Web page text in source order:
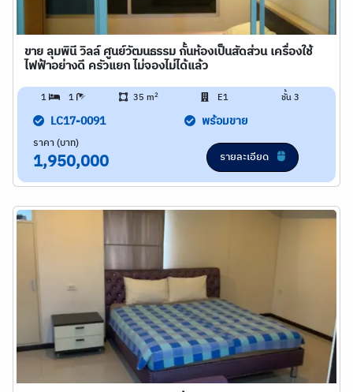
ขาย ลุมพินี วิลล์ ศูนย์วัฒนธรรม กั้นห้องเป็นสัดส่วน เครื่องใช้
ไฟฟ้าอย่างดี ครัวแยก ไม่จองไม่ได้แล้ว
1 1 35 m2 E1 ชั้น 3
LC17-0091 พร้อมขาย
ราคา (บาท)
1,950,000 รายละเอียด